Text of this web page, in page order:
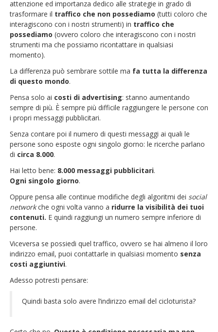
attenzione ed importanza dedico alle strategie in grado di
trasformare il traffico che non possediamo (tutti coloro che
interagiscono con i nostri strumenti) in traffico che
possediamo (ovvero coloro che interagiscono con i nostri
strumenti ma che possiamo ricontattare in qualsiasi
momento).
La differenza può sembrare sottile ma fa tutta la differenza
di questo mondo.
Pensa solo ai costi di advertising: stanno aumentando
sempre di più. È sempre più difficile raggiungere le persone con
i propri messaggi pubblicitari.
Senza contare poi il numero di questi messaggi ai quali le
persone sono esposte ogni singolo giorno: le ricerche parlano
di circa 8.000.
Hai letto bene: 8.000 messaggi pubblicitari.
Ogni singolo giorno.
Oppure pensa alle continue modifiche degli algoritmi dei social
networkche ogni volta vanno a ridurre la visibilità dei tuoi
contenuti. E quindi raggiungi un numero sempre inferiore di
persone.
Viceversa se possiedi quel traffico, ovvero se hai almeno il loro
indirizzo email, puoi contattarle in qualsiasi momento senza
costi aggiuntivi.
Adesso potresti pensare:
Quindi basta solo avere l’indirizzo email del cicloturista?